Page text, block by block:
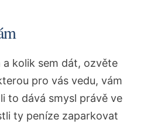
kolik sem dát, ozvěte
pro vás vedu, vám
to dává smysl právě ve
ty peníze zaparkovat